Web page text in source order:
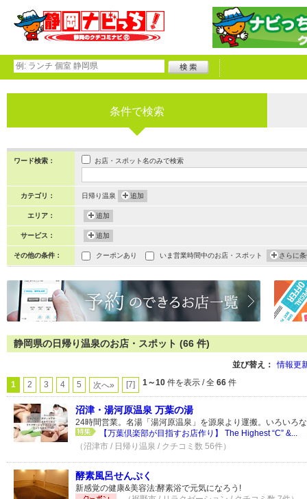
条件で検索
ワード検索： お店・スポット名のみで検索
カテゴリ： 日帰り温泉 追加
エリア： 追加
サービス： 追加
その他の条件： クーポンあり いま営業時間中のお店・スポット さらに
静岡県の日帰り温泉のお店・スポット (66 件)
並び替え： 情報更
1 2 3 4 5 次へ» [7] 1～10 件を表示 / 全 66 件
沼津・湯河原温泉 万葉の湯
24時間営業。名湯「湯河原温泉」を源泉より運搬。いろいろ
【万葉倶楽部が目指すお店作り】 The Highest “C” &...
（沼津市 / 日帰り温泉 / クチコミ数 56件）
酵素風呂せんぷく
新感覚の健康&美容法:酵素浴で元気になろう!